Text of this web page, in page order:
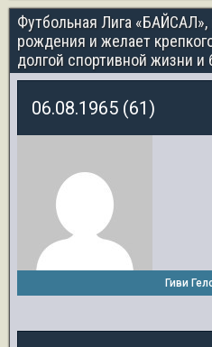
Футбольная Лига
рождения и желает
долгой спортивной жизни и
06.08.1965 (61)
Гиви